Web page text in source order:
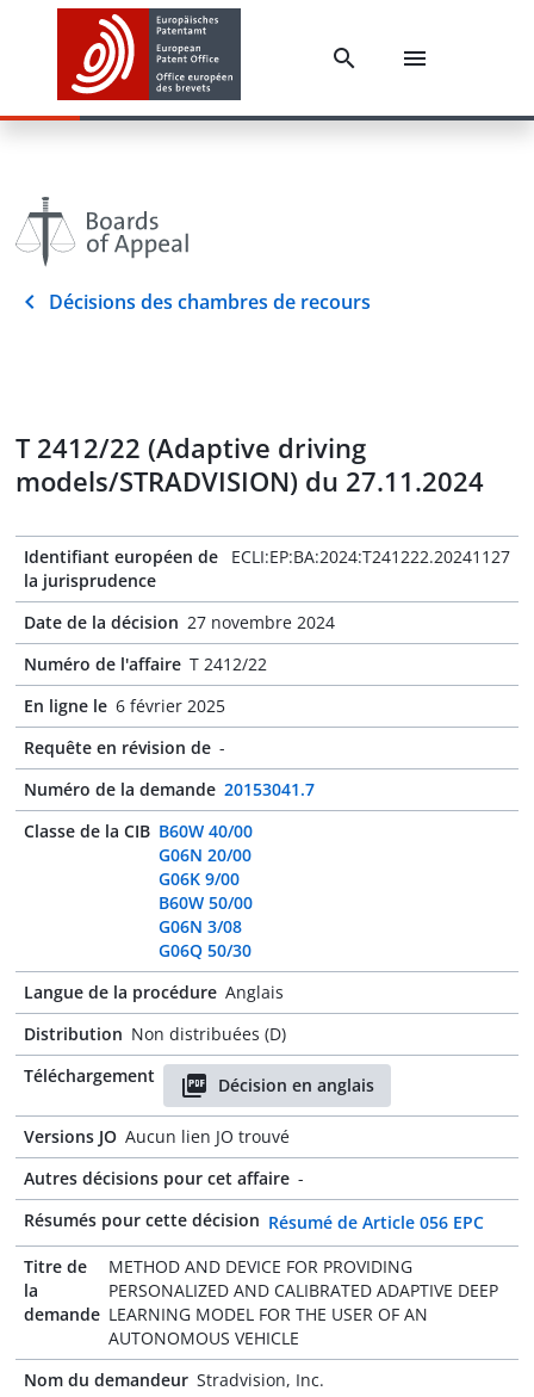
Décisions des chambres de recours
T 2412/22 (Adaptive driving
models/STRADVISION) du 27.11.2024
Identifiant européen de
la jurisprudence
ECLI:EP:BA:2024:T241222.20241127
Date de la décision 27 novembre 2024
Numéro de l'affaire T 2412/22
En ligne le 6 février 2025
Requête en révision de -
Numéro de la demande 20153041.7
Classe de la CIB B60W 40/00
G06N 20/00
G06K 9/00
B60W 50/00
G06N 3/08
G06Q 50/30
Langue de la procédure Anglais
Distribution Non distribuées (D)
Téléchargement
Décision en anglais
Versions JO Aucun lien JO trouvé
Autres décisions pour cet affaire -
Résumés pour cette décision Résumé de Article 056 EPC
Titre de
la
demande
METHOD AND DEVICE FOR PROVIDING
PERSONALIZED AND CALIBRATED ADAPTIVE DEEP
LEARNING MODEL FOR THE USER OF AN
AUTONOMOUS VEHICLE
Nom du demandeur Stradvision, Inc.